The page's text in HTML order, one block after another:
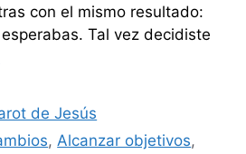
con el mismo resultado:
Tal vez decidiste
de Jesús
,Alcanzar objetivos,